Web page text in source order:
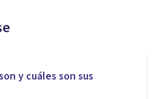
y cuáles son sus